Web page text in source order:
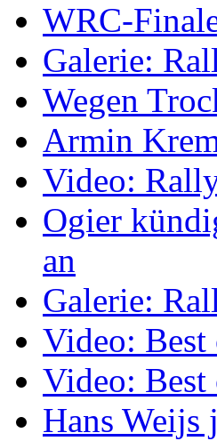
WRC-
Galerie:
Wegen
Armin
Video:
Ogier
an
Galerie:
Video:
Video:
Hans